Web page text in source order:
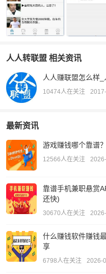
人人转联盟 相关资讯
人人赚联盟怎么样
10474人在关注
最新资讯
游戏赚钱哪个靠谱
12566人在关注
靠谱手机兼职悬赏
还快)
30670人在关注
什么赚钱软件赚钱
享
6798人在关注 2026-